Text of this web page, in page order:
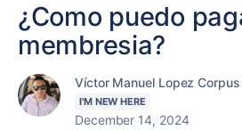
¿Como puedo
membresia?
Víctor Manuel Lopez Corpus
I'M NEW HERE
December 14, 2024